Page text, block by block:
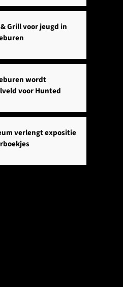
Grill voor jeugd in
wordt
voor Hunted
verlengt expositie